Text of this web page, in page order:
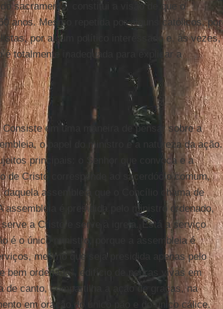
sacramento, constitui a visão de que o
anos. Mesmo repetida por alguns católicos, por
por algum político interessado e, às vezes,
totalmente inadequada para explicar a
em uma maneira de pensar sobre a
o papel do ministro e a natureza da ação.
principais: o Senhor que convoca e a
de Cristo corresponde ao sacerdócio comum,
daquela assembleia que o Concílio chama de
assembleia é presidida pelo ministro ordenado,
a Cristo e serve à igreja. Está a serviço
é o único ministro, porque a assembleia é
mesmo que seja presidida apenas pelo
bem ordenada", edifício de pedras vivas em
de canto, compartilha a ação de graças, na
em oração do único pão e do único cálice.